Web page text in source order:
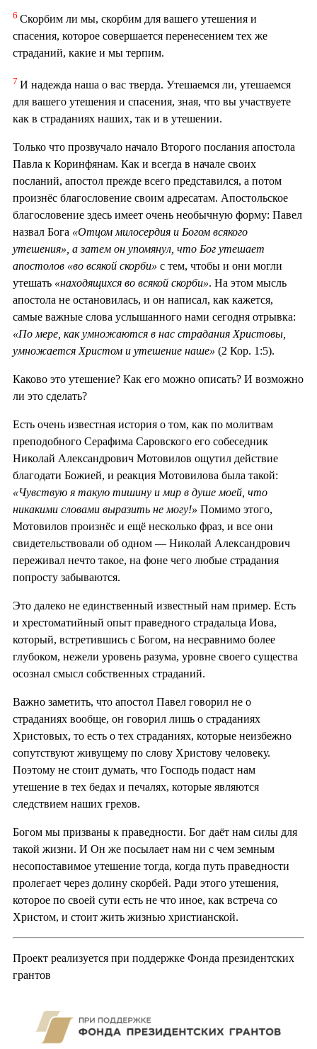
6 Скорбим ли мы, скорбим для вашего утешения и
спасения, которое совершается перенесением тех же
страданий, какие и мы терпим.
7 И надежда наша о вас тверда. Утешаемся ли, утешаемся
для вашего утешения и спасения, зная, что вы участвуете
как в страданиях наших, так и в утешении.
Только что прозвучало начало Второго послания апостола
Павла к Коринфянам. Как и всегда в начале своих
посланий, апостол прежде всего представился, а потом
произнёс благословение своим адресатам. Апостольское
благословение здесь имеет очень необычную форму: Павел
назвал Бога «Отцом милосердия и Богом всякого
утешения», а затем он упомянул, что Бог утешает
апостолов «во всякой скорби» с тем, чтобы и они могли
утешать «находящихся во всякой скорби». На этом мысль
апостола не остановилась, и он написал, как кажется,
самые важные слова услышанного нами сегодня отрывка:
«По мере, как умножаются в нас страдания Христовы,
умножается Христом и утешение наше» (2 Кор. 1:5).
Каково это утешение? Как его можно описать? И возможно
ли это сделать?
Есть очень известная история о том, как по молитвам
преподобного Серафима Саровского его собеседник
Николай Александрович Мотовилов ощутил действие
благодати Божией, и реакция Мотовилова была такой:
«Чувствую я такую тишину и мир в душе моей, что
никакими словами выразить не могу!» Помимо этого,
Мотовилов произнёс и ещё несколько фраз, и все они
свидетельствовали об одном — Николай Александрович
переживал нечто такое, на фоне чего любые страдания
попросту забываются.
Это далеко не единственный известный нам пример. Есть
и хрестоматийный опыт праведного страдальца Иова,
который, встретившись с Богом, на несравнимо более
глубоком, нежели уровень разума, уровне своего существа
осознал смысл собственных страданий.
Важно заметить, что апостол Павел говорил не о
страданиях вообще, он говорил лишь о страданиях
Христовых, то есть о тех страданиях, которые неизбежно
сопутствуют живущему по слову Христову человеку.
Поэтому не стоит думать, что Господь подаст нам
утешение в тех бедах и печалях, которые являются
следствием наших грехов.
Богом мы призваны к праведности. Бог даёт нам силы для
такой жизни. И Он же посылает нам ни с чем земным
несопоставимое утешение тогда, когда путь праведности
пролегает через долину скорбей. Ради этого утешения,
которое по своей сути есть не что иное, как встреча со
Христом, и стоит жить жизнью христианской.
Проект реализуется при поддержке Фонда президентских
грантов